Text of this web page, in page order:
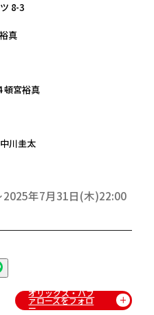
8-3
真
頓宮裕真
川圭太
2025年7月31日(木)22:00
オリックス・バフ
ァローズをフォロ
ー